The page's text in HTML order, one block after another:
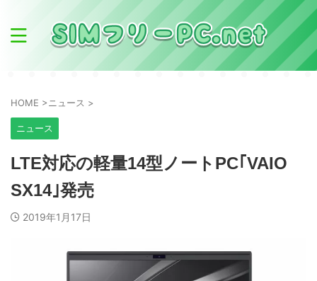
HOME >ニュース >
ニュース
LTE対応の軽量14型ノートPC｢VAIO
SX14｣発売
2019年1月17日